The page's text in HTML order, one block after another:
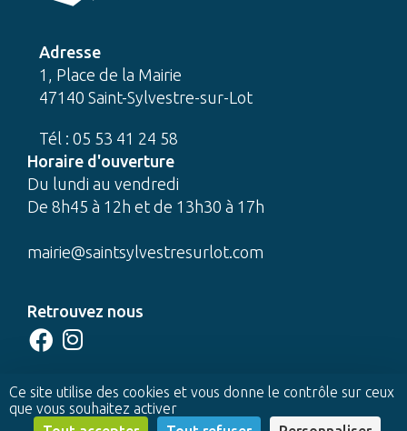
Adresse
1, Place de la Mairie
47140 Saint-Sylvestre-sur-Lot
Tél : 05 53 41 24 58
Horaire d'ouverture
Du lundi au vendredi
De 8h45 à 12h et de 13h30 à 17h
mairie@saintsylvestresurlot.com
Retrouvez nous
CONTACTEZ-NOUS
Ce site utilise des cookies et vous donne le contrôle sur ceux
que vous souhaitez activer